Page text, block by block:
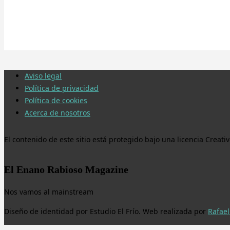
Aviso legal
Política de privacidad
Política de cookies
Acerca de nosotros
El contenido de este sitio está protegido bajo una licencia
El Enano Rabioso Magazine
Nos vamos al mainstream
Diseño de identidad por Estudio El Frío. Web realizada por